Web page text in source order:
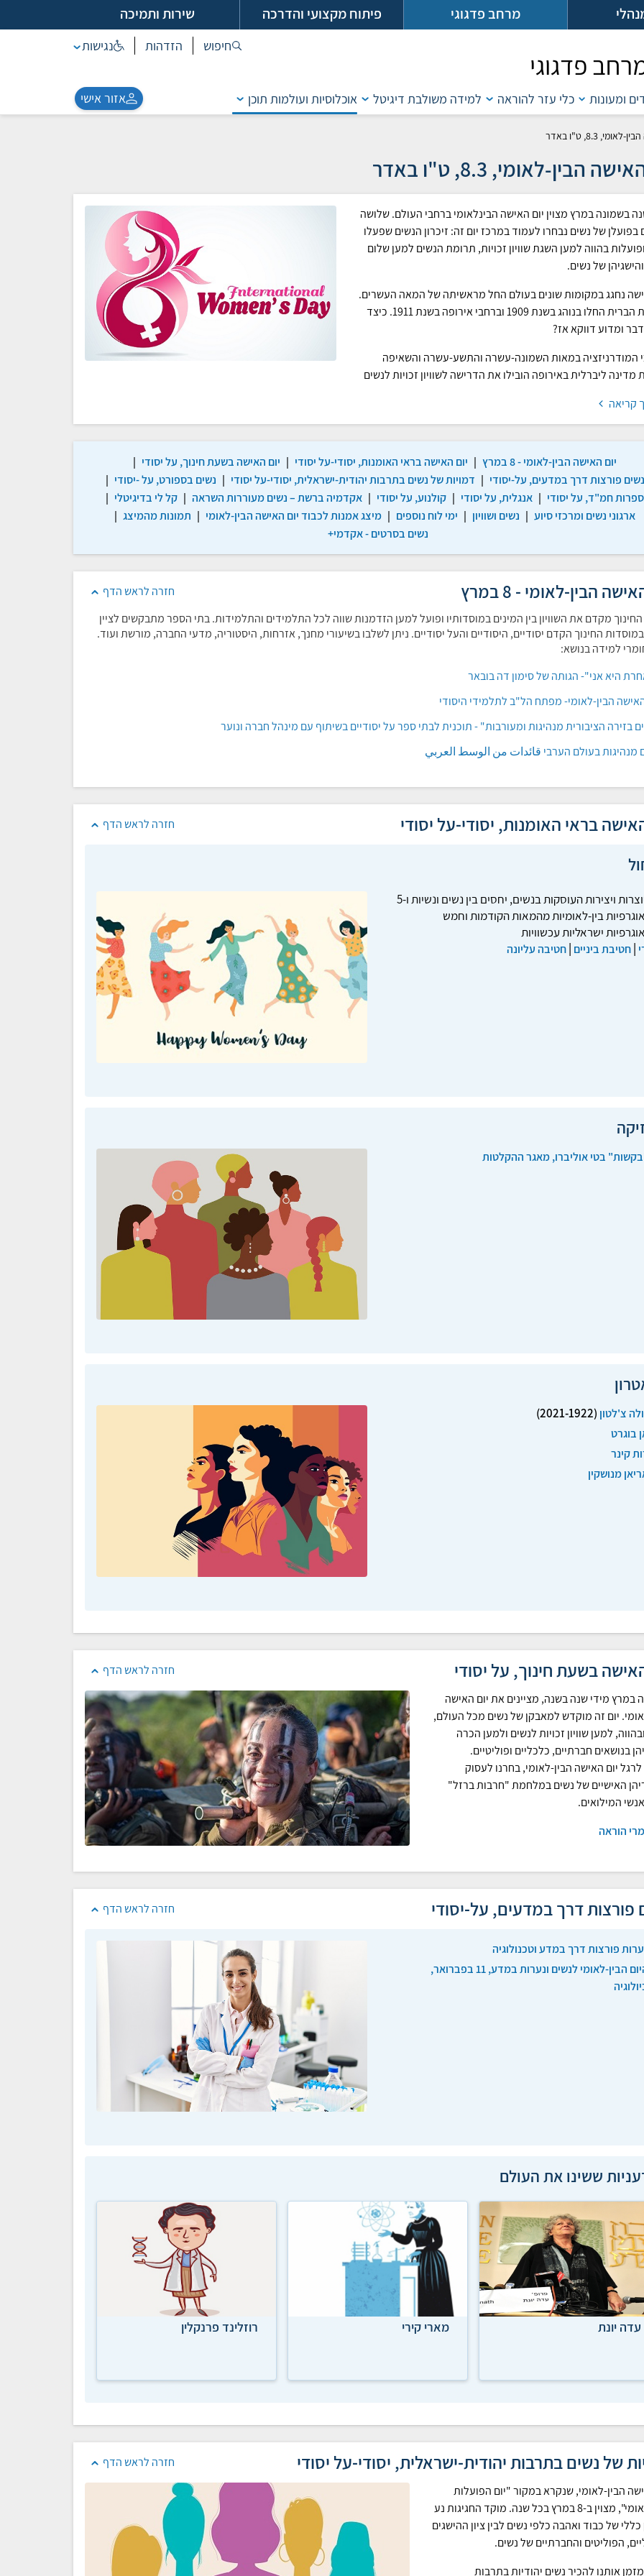
מרחב פדגוגי פיתוח מקצועי והדרכה שירות ותמיכה
פדגוגי
חיפוש הזדהות נגישות
ומעונות כלי עזר להוראה למידה משולבת דיגיטל אוכלוסיות ועולמות תוכן אזור אישי
8.3, ט"ו באדר
הבין-לאומי, 8.3, ט"ו באדר
בשמונה במרץ מצוין יום האישה הבינלאומי ברחבי העולם. שלושה
בפועלן של נשים נבחרו לעמוד במרכז יום זה: זיכרון הנשים שפעלו
בהווה למען השגת שוויון זכויות, תרומת הנשים למען שלום
של נשים.
נחגג במקומות שונים בעולם החל מראשיתה של המאה העשרים.
בארצות הברית החלו בנוהג בשנת 1909 וברחבי אירופה בשנת 1911. כיצד
ומדוע דווקא אז?
המודרניזציה במאות השמונה-עשרה והתשע-עשרה והשאיפה
ליברלית באירופה הובילו את הדרישה לשוויון זכויות לנשים
קריאה
יום האישה הבין-לאומי - 8 במרץ | יום האישה בראי האומנות, יסודי-על יסודי | יום האישה בשעת חינוך, על יסודי |
נשים פורצות דרך במדעים, על-יסודי | דמויות של נשים בתרבות יהודית-ישראלית, יסודי-על יסודי | נשים בספורט, על -יסודי |
ספרות חמ"ד, על יסודי | אנגלית, על יסודי | קולנוע, על יסודי | אקדמיה ברשת – נשים מעוררות השראה | קל לי בדיגיטלי |
ארגוני נשים ומרכזי סיוע | נשים ושוויון | ימי לוח נוספים | מיצג אמנות לכבוד יום האישה הבין-לאומי | תמונות מהמיצג |
נשים בסרטים - אקדמי+
חזרה לראש הדף הבין-לאומי - 8 במרץ
מקדם את השוויון בין המינים במוסדותיו ופועל למען הזדמנות שווה לכל התלמידים והתלמידות. בתי הספר מתבקשים לציין
במוסדות החינוך הקדם יסודיים, היסודיים והעל יסודיים. ניתן לשלבו בשיעורי מחנך, אזרחות, היסטוריה, מדעי החברה, מורשת ועוד.
למידה בנושא:
היא אני"- הגותה של סימון דה בובאר
הבין-לאומי- מפתח הל"ב לתלמידי היסודי
בזירה הציבורית מנהיגות ומעורבות" - תוכנית לבתי ספר על יסודיים בשיתוף עם מינהל חברה ונוער
מנהיגות בעולם הערבי قائدات من الوسط العربي
חזרה לראש הדף בראי האומנות, יסודי-על יסודי
10 יוצרות ויצירות העוסקות בנשים, יחסים בין נשים ונשיות ו-5
בין-לאומיות מהמאות הקודמות וחמש
ישראליות עכשוויות
חטיבת ביניים חטיבה עליונה
בטי אוליברו, מאגר ההקלטות
צ'לטון (2021-1922)
בוגרט
קינר
מנושקין
חזרה לראש הדף בשעת חינוך, על יסודי
במרץ מידי שנה בשנה, מציינים את יום האישה
יום זה מוקדש למאבקן של נשים מכל העולם,
למען שוויון זכויות לנשים ולמען הכרה
בנושאים חברתיים, כלכליים ופוליטיים.
יום האישה הבין-לאומי, בחרנו לעסוק
האישיים של נשים במלחמת "חרבות ברזל"
המילואים.
הוראה
חזרה לראש הדף פורצות דרך במדעים, על-יסודי
פורצות דרך במדע וטכנולוגיה
היום הבין-לאומי לנשים ונערות במדע, 11 בפברואר,
ששינו את העולם
עדה יונת מארי קירי רוזלינד פרנקלין
חזרה לראש הדף של נשים בתרבות יהודית-ישראלית, יסודי-על יסודי
הבין-לאומי, שנקרא במקור "יום הפועלות
הבין-לאומי", מצוין ב-8 במרץ בכל שנה. מוקד החגיגות נע
כללי של כבוד ואהבה כלפי נשים לבין ציון ההישגים
הפוליטים והחברתיים של נשים.
מזמן אותנו להכיר נשים יהודיות בתרבות